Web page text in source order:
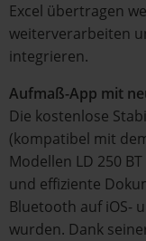
Excel übertragen
weiterverarbeiten
integrieren.
Aufmaß-App mit
Die kostenlose
(kompatibel mit
Modellen LD 250
und effiziente
Bluetooth auf iOS-
wurden. Dank